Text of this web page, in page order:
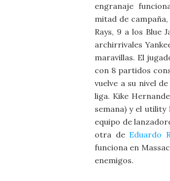
engranaje
mitad de
Rays, 9 a los Blue
archirrivales
maravillas. El
con 8 partidos
vuelve a su nivel
liga. Kike
semana) y el utility
equipo de
otra de Eduardo
funciona en
enemigos.